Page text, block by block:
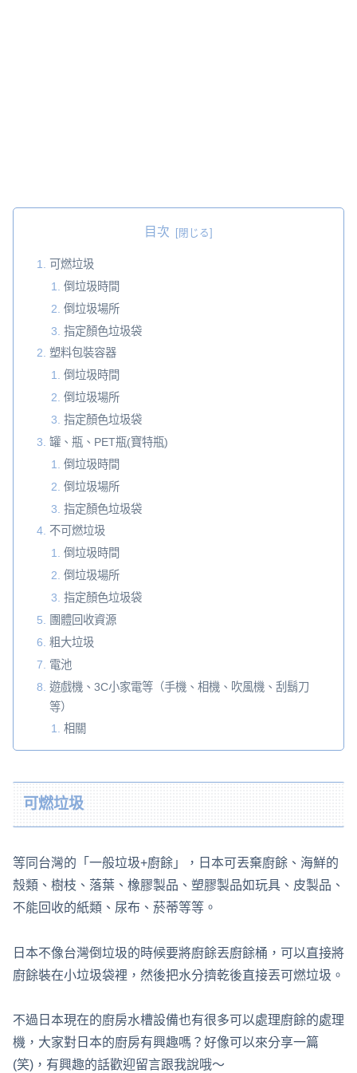
目次
可燃垃圾
倒垃圾時間
倒垃圾場所
指定顏色垃圾袋
塑料包裝容器
倒垃圾時間
倒垃圾場所
指定顏色垃圾袋
罐、瓶、PET瓶(寶特瓶)
倒垃圾時間
倒垃圾場所
指定顏色垃圾袋
不可燃垃圾
倒垃圾時間
倒垃圾場所
指定顏色垃圾袋
團體回收資源
粗大垃圾
電池
遊戲機、3C小家電等（手機、相機、吹風機、刮鬍刀
等）
相關
可燃垃圾
等同台灣的「一般垃圾+廚餘」，日本可丟棄廚餘、海鮮的
殼類、樹枝、落葉、橡膠製品、塑膠製品如玩具、皮製品、
不能回收的紙類、尿布、菸蒂等等。
日本不像台灣倒垃圾的時候要將廚餘丟廚餘桶，可以直接將
廚餘裝在小垃圾袋裡，然後把水分擠乾後直接丟可燃垃圾。
不過日本現在的廚房水槽設備也有很多可以處理廚餘的處理
機，大家對日本的廚房有興趣嗎？好像可以來分享一篇
(笑)，有興趣的話歡迎留言跟我說哦～